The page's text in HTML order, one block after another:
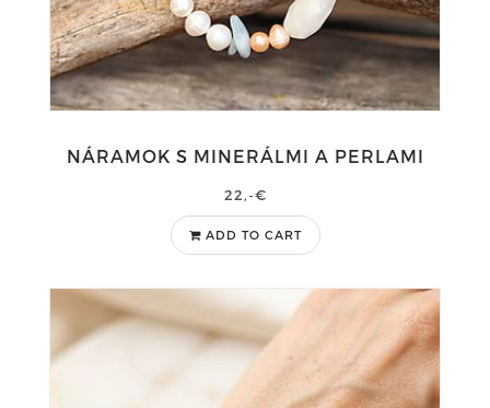
NÁRAMOK S MINERÁLMI A PERLAMI
22,-€
ADD TO CART